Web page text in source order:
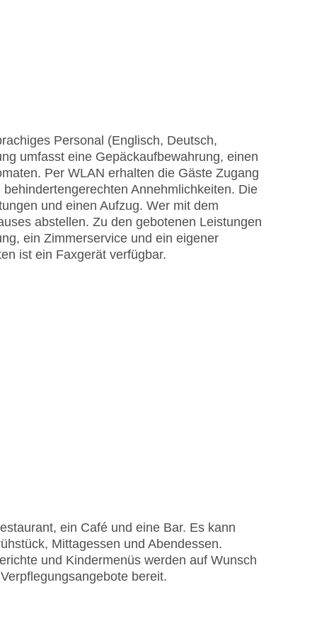
Personal (Englisch, Deutsch,
umfasst eine Gepäckaufbewahrung, einen
Per WLAN erhalten die Gäste Zugang
Annehmlichkeiten. Die
und einen Aufzug. Wer mit dem
abstellen. Zu den gebotenen Leistungen
ein Zimmerservice und ein eigener
ist ein Faxgerät verfügbar.
ein Café und eine Bar. Es kann
Mittagessen und Abendessen.
und Kindermenüs werden auf Wunsch
bereit.